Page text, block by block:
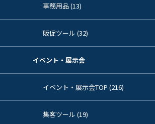
事務用品 (13)
販促ツール (32)
イベント・展示会
イベント・展示会TOP (216)
集客ツール (19)